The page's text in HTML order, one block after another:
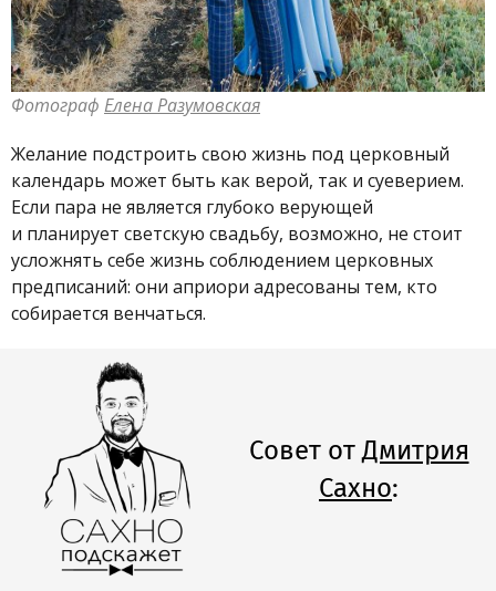
Фотограф Елена Разумовская
Желание подстроить свою жизнь под церковный
календарь может быть как верой, так и суеверием.
Если пара не является глубоко верующей
и планирует светскую свадьбу, возможно, не стоит
усложнять себе жизнь соблюдением церковных
предписаний: они априори адресованы тем, кто
собирается венчаться.
Совет отДмитрия
Сахно: